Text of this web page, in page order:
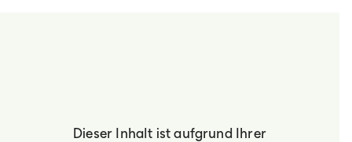
Dieser Inhalt ist aufgrund Ihrer